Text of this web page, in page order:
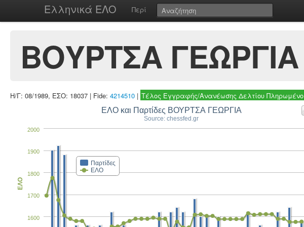
Ελληνικά ΕΛΟ Περί
ΒΟΥΡΤΣΑ ΓΕΩΡΓΙΑ
Η/Γ: 08/1989, ΕΣΟ: 18037 | Fide: 4214510 | Τέλος Εγγραφής/Ανανέωσης Δελτίου Πληρωμένο
ΕΛΟ και Παρτίδες ΒΟΥΡΤΣΑ ΓΕΩΡΓΙΑ
Source: chessfed.gr
Παρτίδες
ΕΛΟ
1600
1700
1800
1900
2000
ΕΛΟ